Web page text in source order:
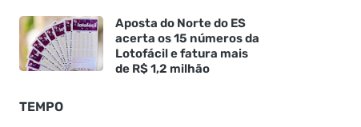
Aposta do Norte do ES
acerta os 15 números da
Lotofácil e fatura mais
de R$ 1,2 milhão
TEMPO